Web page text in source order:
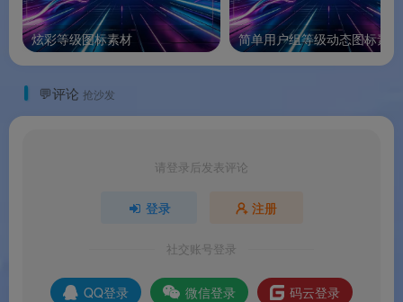
炫彩等级图标素材 简单用户组等级动态图标素材
💬评论 抢沙发
请登录后发表评论
登录 注册
社交账号登录
QQ登录 微信登录 码云登录